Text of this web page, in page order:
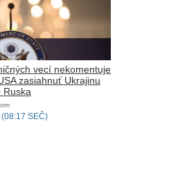
vecí nekomentuje
zasiahnuť Ukrajinu
Ruska
SEČ)